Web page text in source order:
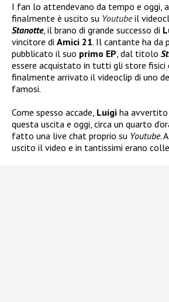
I fan lo attendevano da tempo e oggi,
finalmente è uscito su Youtubeil
Stanotte, il brano di grande successo di
vincitore di Amici 21. Il cantante ha da
pubblicato il suo primo EP, dal titolo
essere acquistato in tutti gli store fisici
finalmente arrivato il videoclip di uno
famosi.
Come spesso accade, Luigi ha avvertito
questa uscita e oggi, circa un quarto
fatto una live chat proprio su Youtube.
uscito il video e in tantissimi erano